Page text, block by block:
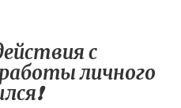
с
личного